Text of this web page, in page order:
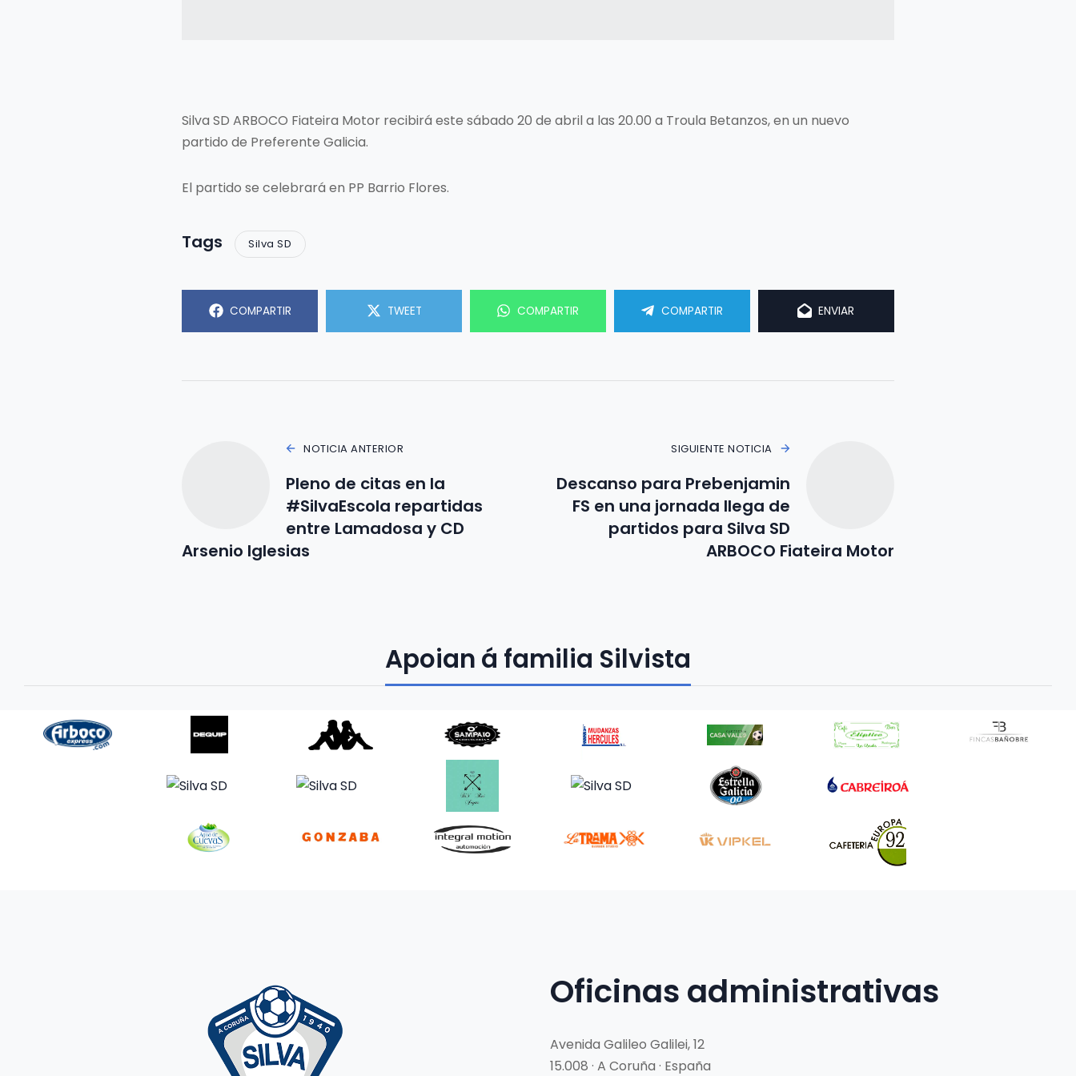
Silva SD ARBOCO Fiateira Motor recibirá este sábado 20 de abril a las 20.00 a Troula Betanzos, en un nuevo
partido de Preferente Galicia.
El partido se celebrará en PP Barrio Flores.
Tags Silva SD
COMPARTIR TWEET COMPARTIR COMPARTIR ENVIAR
NOTICIA ANTERIOR
Pleno de citas en la
#SilvaEscola repartidas
entre Lamadosa y CD
Arsenio Iglesias
SIGUIENTE NOTICIA
Descanso para Prebenjamin
FS en una jornada llega de
partidos para Silva SD
ARBOCO Fiateira Motor
Apoian á familia Silvista
Oficinas administrativas
Avenida Galileo Galilei, 12
15.008 · A Coruña · España